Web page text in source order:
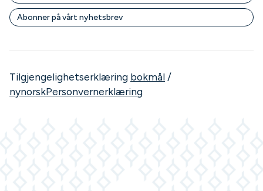
Abonner på vårt nyhetsbrev
Tilgjengelighetserklæring bokmål /
nynorskPersonvernerklæring